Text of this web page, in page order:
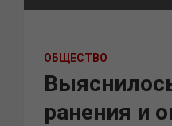
ОБЩЕСТВО
ранения и